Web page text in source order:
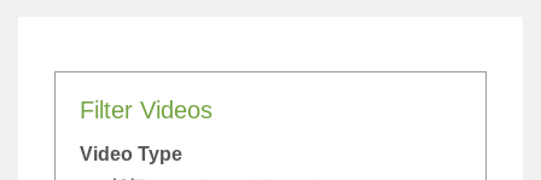
Filter Videos
Video Type